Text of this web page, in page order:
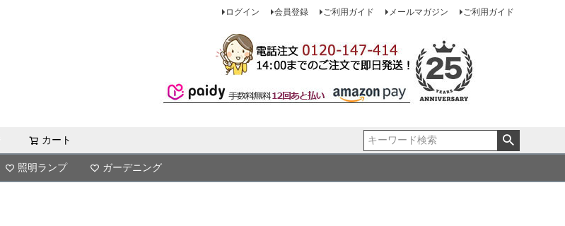
ログイン 会員登録 ご利用ガイド メールマガジン ご利用ガイド
カート
照明ランプ ガーデニング